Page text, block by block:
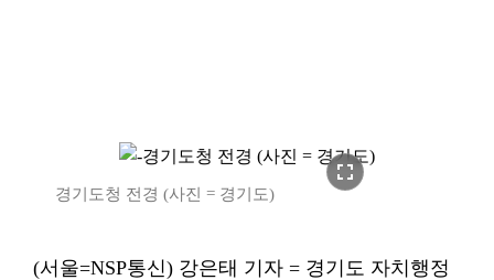
fullscreen
경기도청 전경 (사진 = 경기도)
(서울=NSP통신) 강은태 기자 = 경기도 자치행정